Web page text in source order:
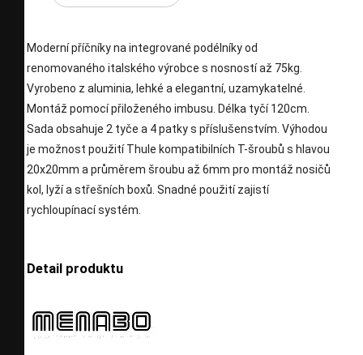
Moderní příčníky na integrované podélníky od
renomovaného italského výrobce s nosností až 75kg.
Vyrobeno z aluminia, lehké a elegantní, uzamykatelné.
Montáž pomocí přiloženého imbusu. Délka tyčí 120cm.
Sada obsahuje 2 tyče a 4 patky s příslušenstvím. Výhodou
je možnost použití Thule kompatibilních T-šroubů s hlavou
20x20mm a průměrem šroubu až 6mm pro montáž nosičů
kol, lyží a střešních boxů. Snadné použití zajistí
rychloupínací systém.
Detail produktu